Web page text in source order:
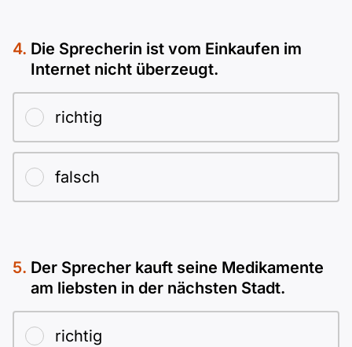
Die Sprecherin ist vom Einkaufen im
Internet nicht überzeugt.
richtig
falsch
Der Sprecher kauft seine Medikamente
am liebsten in der nächsten Stadt.
richtig